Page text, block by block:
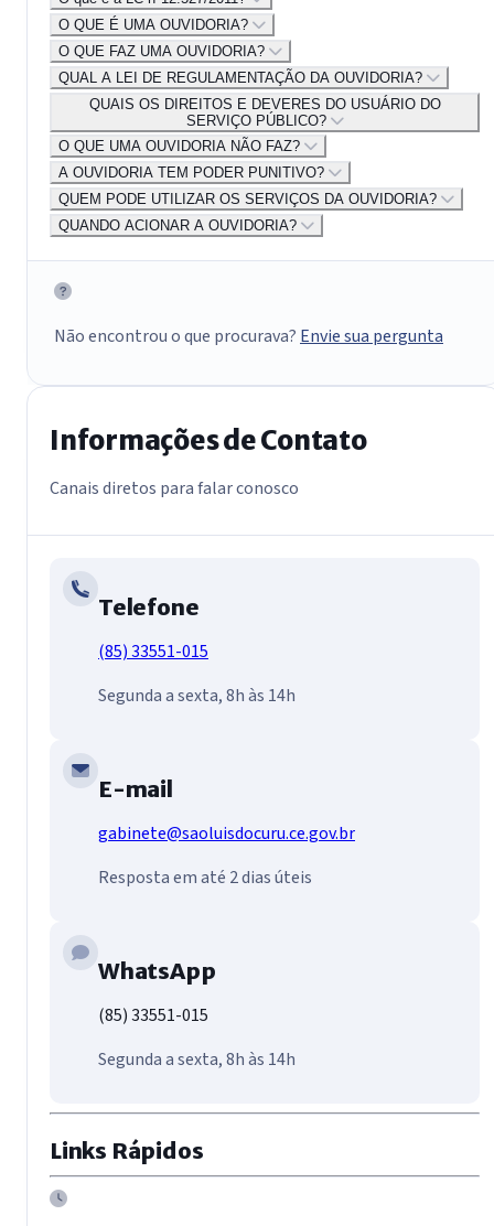
O QUE É UMA OUVIDORIA?
O QUE FAZ UMA OUVIDORIA?
QUAL A LEI DE REGULAMENTAÇÃO DA OUVIDORIA?
QUAIS OS DIREITOS E DEVERES DO USUÁRIO DO
SERVIÇO PÚBLICO?
O QUE UMA OUVIDORIA NÃO FAZ?
A OUVIDORIA TEM PODER PUNITIVO?
QUEM PODE UTILIZAR OS SERVIÇOS DA OUVIDORIA?
QUANDO ACIONAR A OUVIDORIA?
Não encontrou o que procurava? Envie sua pergunta
Informações de Contato
Canais diretos para falar conosco
Telefone
(85) 33551-015
Segunda a sexta, 8h às 14h
E-mail
gabinete@saoluisdocuru.ce.gov.br
Resposta em até 2 dias úteis
WhatsApp
(85) 33551-015
Segunda a sexta, 8h às 14h
Links Rápidos